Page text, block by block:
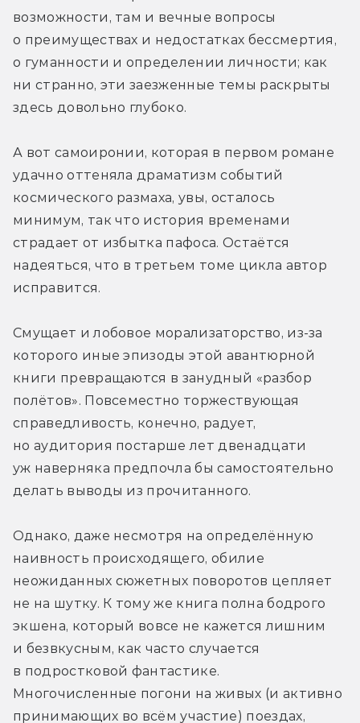
возможности, там и вечные вопросы
о преимуществах и недостатках бессмертия,
о гуманности и определении личности; как
ни странно, эти заезженные темы раскрыты
здесь довольно глубоко.
А вот самоиронии, которая в первом романе
удачно оттеняла драматизм событий
космического размаха, увы, осталось
минимум, так что история временами
страдает от избытка пафоса. Остаётся
надеяться, что в третьем томе цикла автор
исправится.
Смущает и лобовое морализаторство, из-за
которого иные эпизоды этой авантюрной
книги превращаются в занудный «разбор
полётов». Повсеместно торжествующая
справедливость, конечно, радует,
но аудитория постарше лет двенадцати
уж наверняка предпочла бы самостоятельно
делать выводы из прочитанного.
Однако, даже несмотря на определённую
наивность происходящего, обилие
неожиданных сюжетных поворотов цепляет
не на шутку. К тому же книга полна бодрого
экшена, который вовсе не кажется лишним
и безвкусным, как часто случается
в подростковой фантастике.
Многочисленные погони на живых (и активно
принимающих во всём участие) поездах,